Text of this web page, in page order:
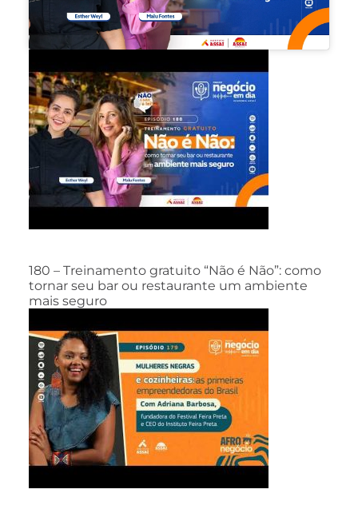
180 – Treinamento gratuito “Não é Não”: como
tornar seu bar ou restaurante um ambiente
mais seguro